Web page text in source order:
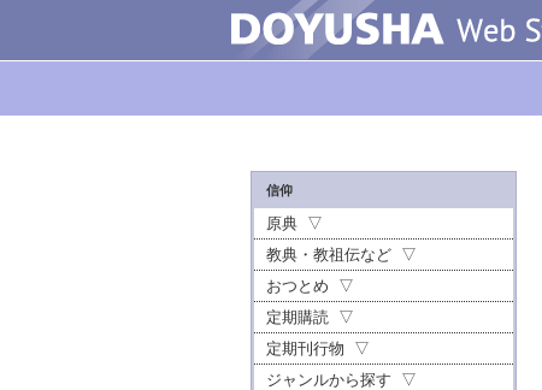
信仰
原典
教典・教祖伝など
おつとめ
定期購読
定期刊行物
ジャンルから探す